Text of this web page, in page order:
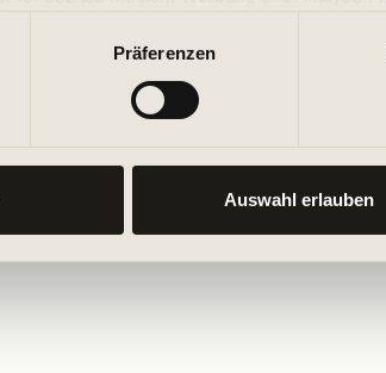
Präferenzen
Auswahl erlauben